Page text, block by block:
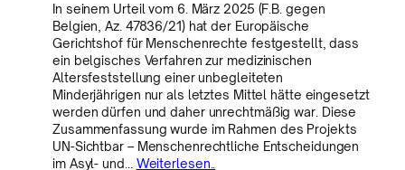
In seinem Urteil vom 6. März 2025 (F.B. gegen
Belgien, Az. 47836/21) hat der Europäische
Gerichtshof für Menschenrechte festgestellt, dass
ein belgisches Verfahren zur medizinischen
Altersfeststellung einer unbegleiteten
Minderjährigen nur als letztes Mittel hätte eingesetzt
werden dürfen und daher unrechtmäßig war. Diese
Zusammenfassung wurde im Rahmen des Projekts
UN-Sichtbar – Menschenrechtliche Entscheidungen
im Asyl- und… Weiterlesen..